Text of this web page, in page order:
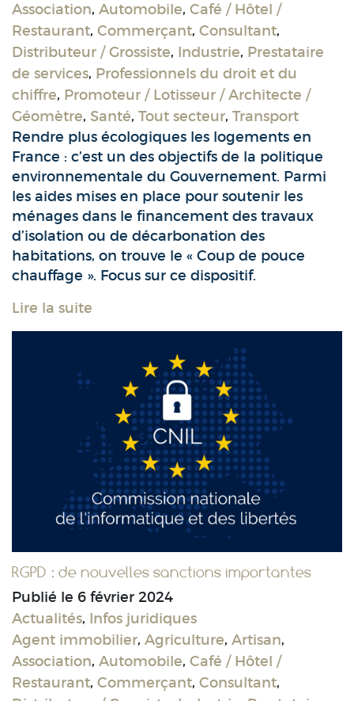
Association, Automobile, Café / Hôtel /
Restaurant, Commerçant, Consultant,
Distributeur / Grossiste, Industrie, Prestataire
de services, Professionnels du droit et du
chiffre, Promoteur / Lotisseur / Architecte /
Géomètre, Santé, Tout secteur, Transport
Rendre plus écologiques les logements en
France : c’est un des objectifs de la politique
environnementale du Gouvernement. Parmi
les aides mises en place pour soutenir les
ménages dans le financement des travaux
d’isolation ou de décarbonation des
habitations, on trouve le « Coup de pouce
chauffage ». Focus sur ce dispositif.
Lire la suite
RGPD : de nouvelles sanctions importantes
Publié le 6 février 2024
Actualités, Infos juridiques
Agent immobilier, Agriculture, Artisan,
Association, Automobile, Café / Hôtel /
Restaurant, Commerçant, Consultant,